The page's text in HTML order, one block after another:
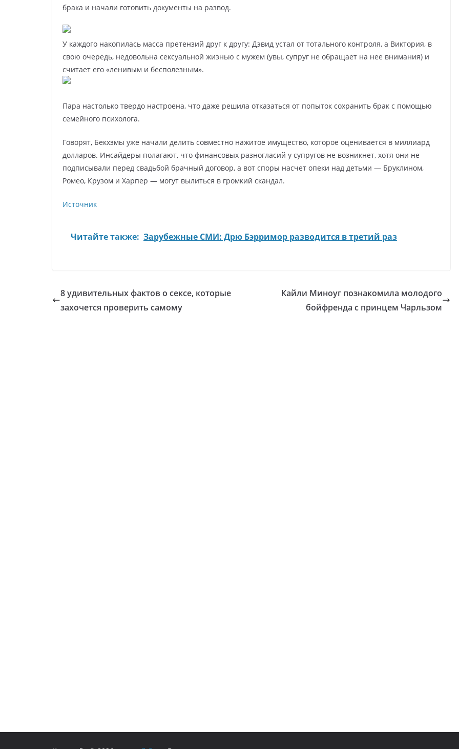
брака и начали готовить документы на развод.
У каждого накопилась масса претензий друг к другу: Дэвид устал от тотального контроля, а Виктория, в
свою очередь, недовольна сексуальной жизнью с мужем (увы, супруг не обращает на нее внимания) и
считает его «ленивым и бесполезным».
Пара настолько твердо настроена, что даже решила отказаться от попыток сохранить брак с помощью
семейного психолога.
Говорят, Бекхэмы уже начали делить совместно нажитое имущество, которое оценивается в миллиард
долларов. Инсайдеры полагают, что финансовых разногласий у супругов не возникнет, хотя они не
подписывали перед свадьбой брачный договор, а вот споры насчет опеки над детьми — Бруклином,
Ромео, Крузом и Харпер — могут вылиться в громкий скандал.
Источник
Читайте также: Зарубежные СМИ: Дрю Бэрримор разводится в третий раз
8 удивительных фактов о сексе, которые
захочется проверить самому
Кайли Миноуг познакомила молодого
бойфренда с принцем Чарльзом